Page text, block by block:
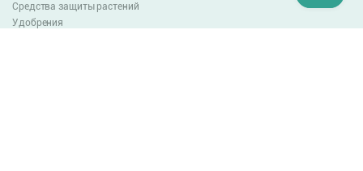
Средства защиты растений
Удобрения